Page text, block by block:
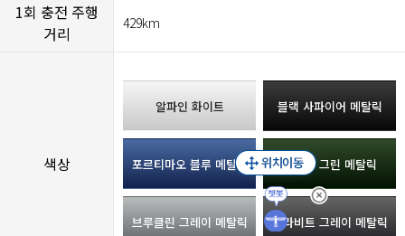
1회 충전 주행
거리
429km
색상
알파인 화이트 블랙 사파이어 메탈릭
포르티마오 블루 메탈릭 산레모 그린 메탈릭
브루클린 그레이 메탈릭 드라비트 그레이 메탈릭